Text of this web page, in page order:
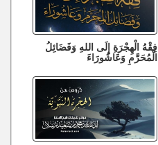
فِقْهُ الْهِجْرَةِ إِلَى اللهِ وَفَضَائِلُ
الْمُحَرَّمِ وَعَاشُورَاءَ